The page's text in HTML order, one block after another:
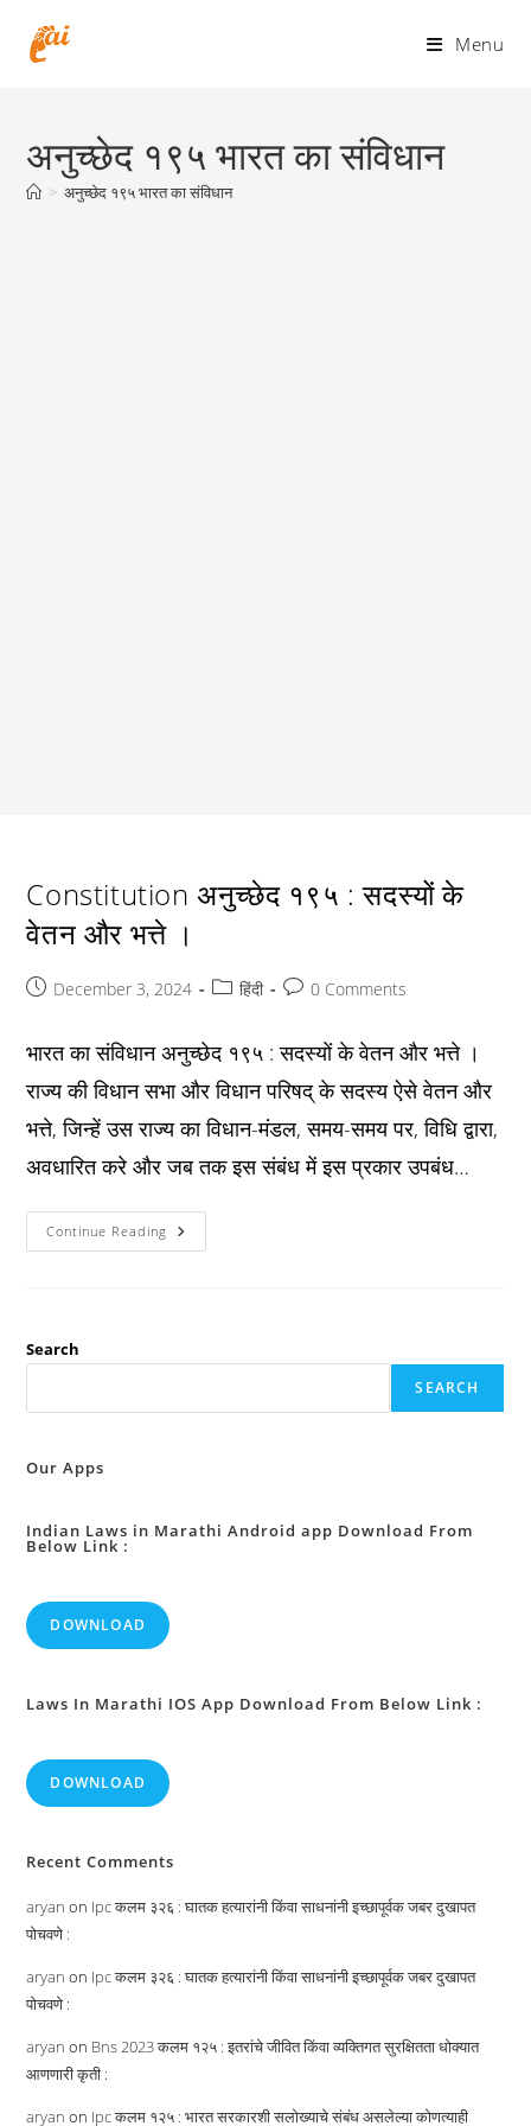
Menu
अनुच्छेद १९५ भारत का संविधान
> अनुच्छेद १९५ भारत का संविधान
Constitution अनुच्छेद १९५ : सदस्यों के
वेतन और भत्ते ।
PostDecember 3, 2024
Postहिंदी
Post0 Comments
भारत का संविधान अनुच्छेद १९५ : सदस्यों के वेतन और भत्ते ।
राज्य की विधान सभा और विधान परिषद् के सदस्य ऐसे वेतन और
भत्ते, जिन्हें उस राज्य का विधान-मंडल, समय-समय पर, विधि द्वारा,
अवधारित करे और जब तक इस संबंध में इस प्रकार उपबंध…
Continue Reading Constitution
अनुच्छेद
भत्ते
Search
SEARCH
Our Apps
Indian Laws in Marathi Android app Download From
Below Link :
DOWNLOAD
Laws In Marathi IOS App Download From Below Link :
DOWNLOAD
Recent Comments
aryan on Ipc कलम ३२६ : घातक हत्यारांनी किंवा साधनांनी इच्छापूर्वक जबर दुखापत
पोचवणे :
aryan on Ipc कलम ३२६ : घातक हत्यारांनी किंवा साधनांनी इच्छापूर्वक जबर दुखापत
पोचवणे :
aryan on Bns 2023 कलम १२५ : इतरांचे जीवित किंवा व्यक्तिगत सुरक्षितता धोक्यात
आणणारी कृती :
aryan on Ipc कलम १२५ : भारत सरकारशी सलोख्याचे संबंध असलेल्या कोणत्याही